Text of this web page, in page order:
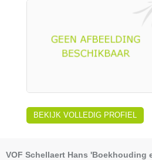
BEKIJK VOLLEDIG PROFIEL
VOF Schellaert Hans 'Boekhouding